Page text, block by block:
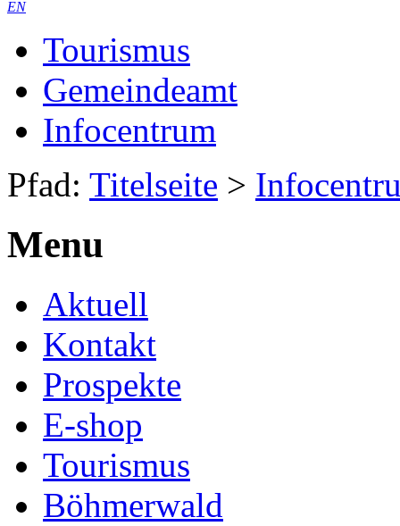
EN
Tourismus
Gemeindeamt
Infocentrum
Pfad: Titelseite >
Menu
Aktuell
Kontakt
Prospekte
E-shop
Tourismus
Böhmerwald